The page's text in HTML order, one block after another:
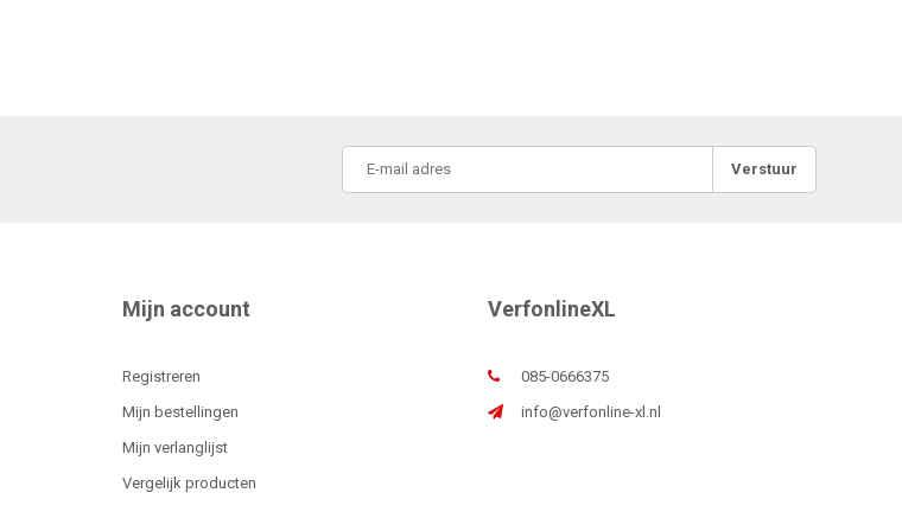
Verstuur
Mijn account
Registreren
Mijn bestellingen
Mijn verlanglijst
Vergelijk producten
VerfonlineXL
085-0666375
info@verfonline-xl.nl